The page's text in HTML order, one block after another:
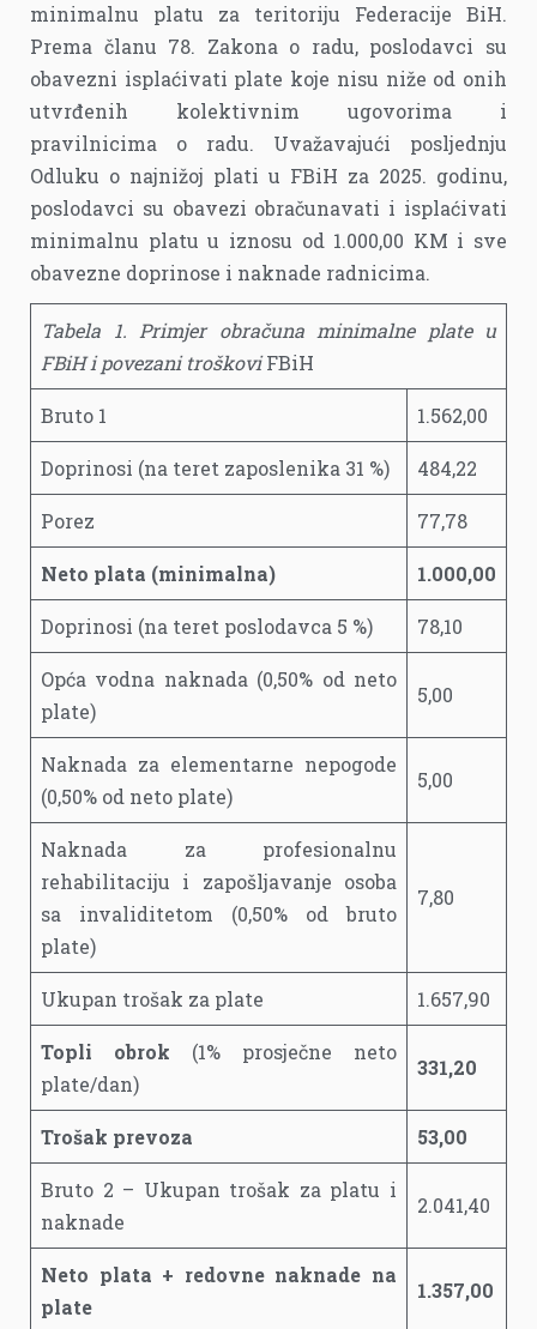
minimalnu platu za teritoriju Federacije BiH.
Prema članu 78. Zakona o radu, poslodavci su
obavezni isplaćivati plate koje nisu niže od onih
utvrđenih kolektivnim ugovorima i
pravilnicima o radu. Uvažavajući posljednju
Odluku o najnižoj plati u FBiH za 2025. godinu,
poslodavci su obavezi obračunavati i isplaćivati
minimalnu platu u iznosu od 1.000,00 KM i sve
obavezne doprinose i naknade radnicima.
Tabela 1. Primjer obračuna minimalne plate u
FBiH i povezani troškoviFBiH
Bruto 1 1.562,00
Doprinosi (na teret zaposlenika 31 %) 484,22
Porez 77,78
Neto plata (minimalna) 1.000,00
Doprinosi (na teret poslodavca 5 %) 78,10
Opća vodna naknada (0,50% od neto
plate)
5,00
Naknada za elementarne nepogode
(0,50% od neto plate)
5,00
Naknada za profesionalnu
rehabilitaciju i zapošljavanje osoba
sa invaliditetom (0,50% od bruto
plate)
7,80
Ukupan trošak za plate 1.657,90
Topli obrok (1% prosječne neto
plate/dan)
331,20
Trošak prevoza 53,00
Bruto 2 – Ukupan trošak za platu i
naknade
2.041,40
Neto plata + redovne naknade na
plate
1.357,00